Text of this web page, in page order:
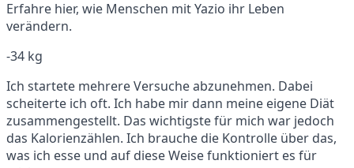
Erfahre hier, wie Menschen mit Yazio ihr Leben
verändern.
-34 kg
Ich startete mehrere Versuche abzunehmen. Dabei
scheiterte ich oft. Ich habe mir dann meine eigene Diät
zusammengestellt. Das wichtigste für mich war jedoch
das Kalorienzählen. Ich brauche die Kontrolle über das,
was ich esse und auf diese Weise funktioniert es für